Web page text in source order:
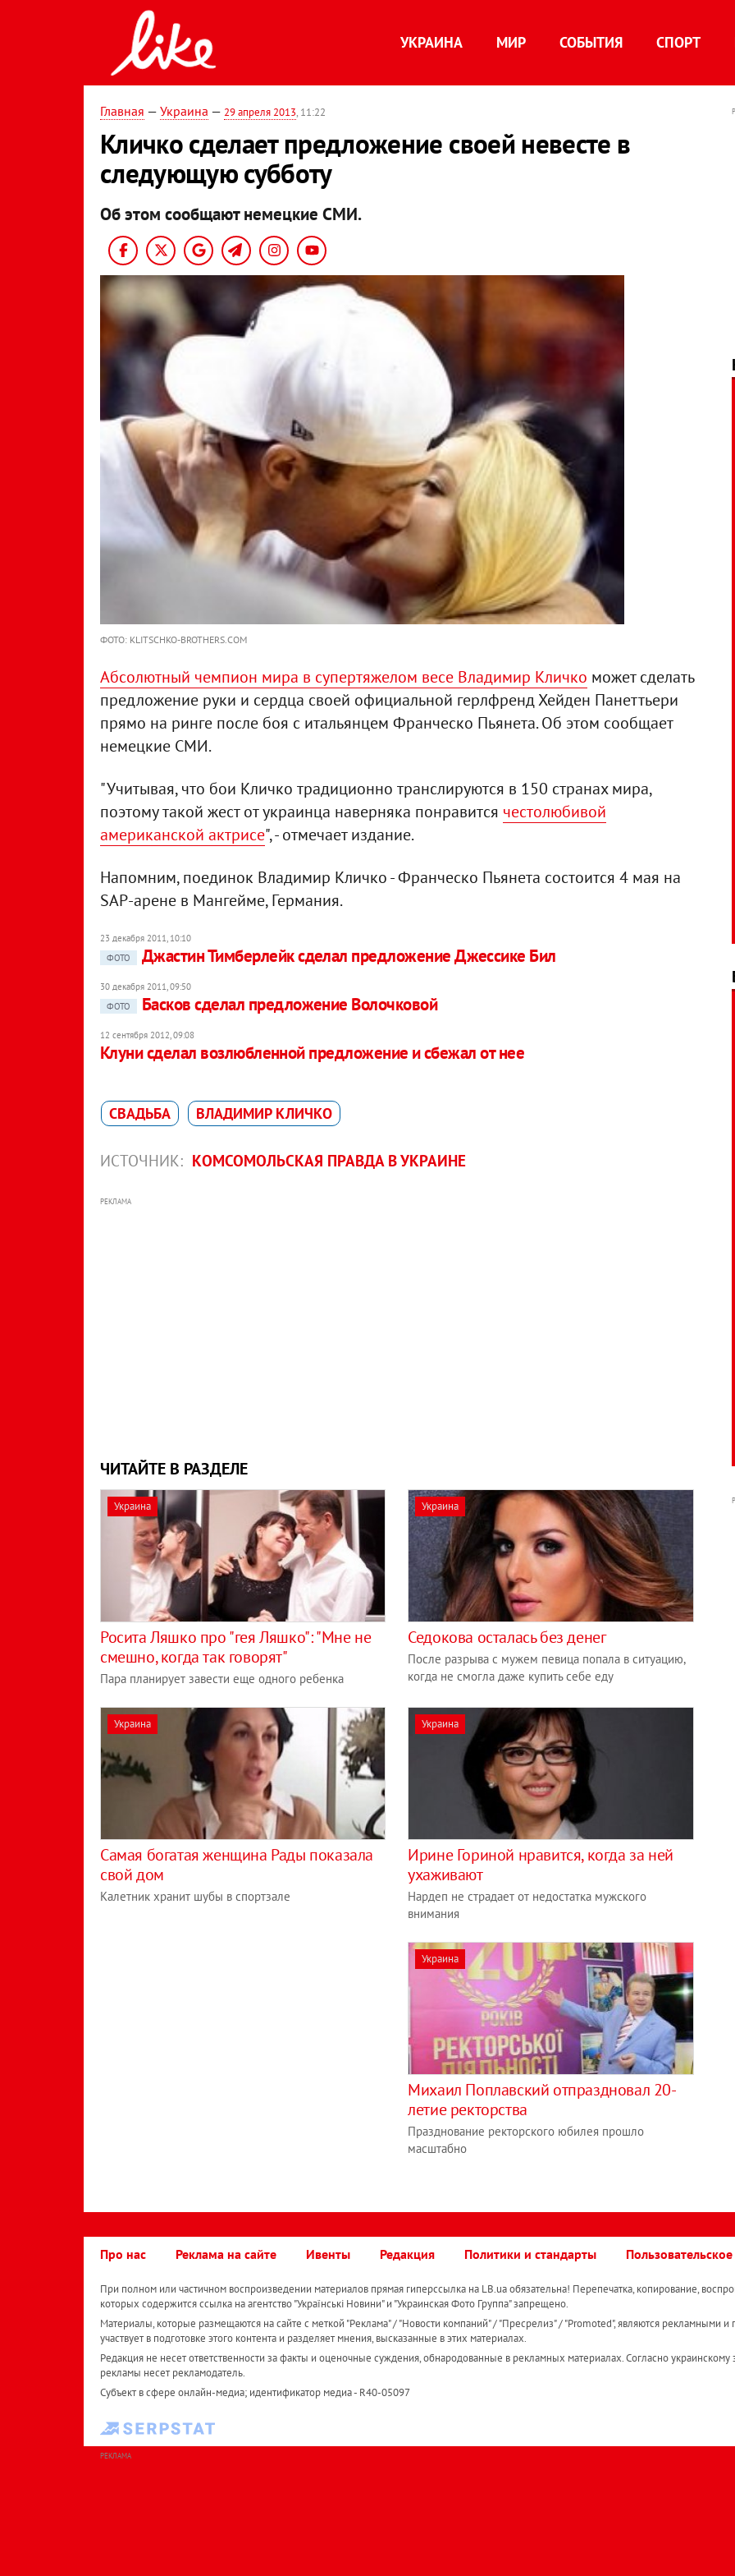
УКРАИНА МИР СОБЫТИЯ СПОРТ
Главная — Украина — 29 апреля 2013, 11:22
Кличко сделает предложение своей невесте в
следующую субботу
Об этом сообщают немецкие СМИ.
ФОТО: KLITSCHKO-BROTHERS.COM
Абсолютный чемпион мира в супертяжелом весе Владимир Кличко может сделать
предложение руки и сердца своей официальной герлфренд Хейден Панеттьери
прямо на ринге после боя с итальянцем Франческо Пьянета. Об этом сообщает
немецкие СМИ.
"Учитывая, что бои Кличко традиционно транслируются в 150 странах мира,
поэтому такой жест от украинца наверняка понравится честолюбивой
американской актрисе", - отмечает издание.
Напомним, поединок Владимир Кличко - Франческо Пьянета состоится 4 мая на
SAP-арене в Мангейме, Германия.
23 декабря 2011, 10:10
ФОТО
Джастин Тимберлейк сделал предложение Джессике Бил
30 декабря 2011, 09:50
ФОТО
Басков сделал предложение Волочковой
12 сентября 2012, 09:08
Клуни сделал возлюбленной предложение и сбежал от нее
СВАДЬБА ВЛАДИМИР КЛИЧКО
ИСТОЧНИК: КОМСОМОЛЬСКАЯ ПРАВДА В УКРАИНЕ
РЕКЛАМА
ЧИТАЙТЕ В РАЗДЕЛЕ
Украина
Росита Ляшко про "гея Ляшко": "Мне не
смешно, когда так говорят"
Пара планирует завести еще одного ребенка
Украина
Седокова осталась без денег
После разрыва с мужем певица попала в ситуацию,
когда не смогла даже купить себе еду
Украина
Самая богатая женщина Рады показала
свой дом
Калетник хранит шубы в спортзале
Украина
Ирине Гориной нравится, когда за ней
ухаживают
Нардеп не страдает от недостатка мужского
внимания
Украина
Михаил Поплавский отпраздновал 20-
летие ректорства
Празднование ректорского юбилея прошло
масштабно
Про нас Реклама на сайте Ивенты Редакция Политики и стандарты
При полном или частичном воспроизведении материалов прямая гиперссылка на LB.ua обязательна! Перепечатка, копирование,
которых содержится ссылка на агентство "Українськi Новини" и "Украинская Фото Группа" запрещено.
Материалы, которые размещаются на сайте с меткой "Реклама" / "Новости компаний" / "Пресрелиз" / "Promoted", являются рекламными и
участвует в подготовке этого контента и разделяет мнения, высказанные в этих материалах.
Редакция не несет ответственности за факты и оценочные суждения, обнародованные в рекламных материалах. Согласно украинскому
рекламы несет рекламодатель.
Субъект в сфере онлайн-медиа; идентификатор медиа - R40-05097
РЕКЛАМА